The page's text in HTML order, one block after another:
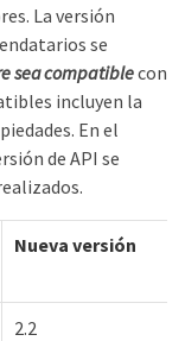
La versión
se
sea compatiblecon
incluyen la
En el
de API se
Nueva versión
2.2